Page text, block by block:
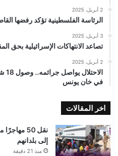
2 أبريل، 2025
الرئاسة الفلسطينية تؤكد رفضها
3 أبريل، 2025
تصاعد الانتهاكات الإسرائيلية بحق
2 أبريل، 2025
في خان يونس
اخر المقالات
نقل 50
إلى بلدانهم
منذ 21 دقيقة